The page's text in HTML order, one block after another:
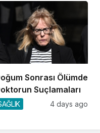
Sonrası Ölümde
Suçlamaları
4 days ago